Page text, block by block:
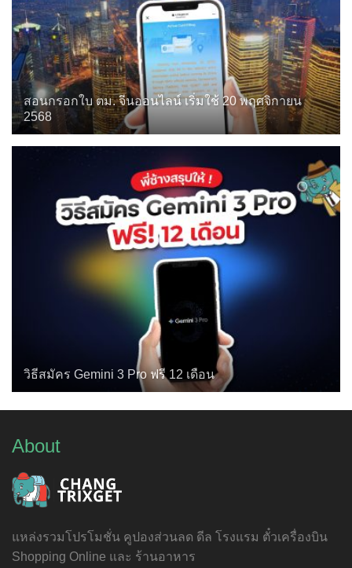
สอนกรอกใบ ตม. จีนออนไลน์ เริ่มใช้ 20 พฤศจิกายน
2568
วิธีสมัคร Gemini 3 Pro ฟรี 12 เดือน
About
แหล่งรวมโปรโมชั่น คูปองส่วนลด ดีล โรงแรม ตั๋วเครื่องบิน
Shopping Online และ ร้านอาหาร